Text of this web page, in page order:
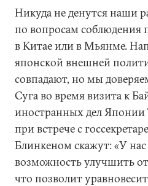
Никуда не денутся наши
по вопросам соблюдения
в Китае или в Мьянме.
японской внешней
совпадают, но мы
Суга во время визита к
иностранных дел
при встрече с
Блинкеном скажут: «У нас
возможность улучшить
что позволит